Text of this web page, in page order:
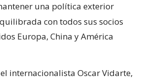
una política exterior
con todos sus socios
Europa, China y América
internacionalista Oscar Vidarte,